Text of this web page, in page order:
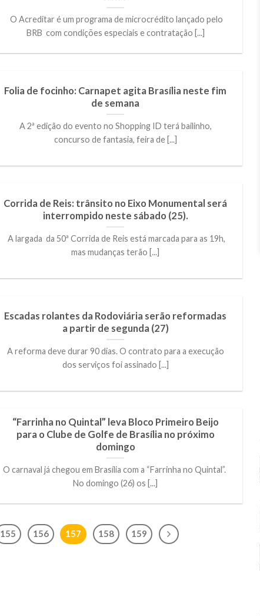
O Acreditar é um programa de microcrédito lançado pelo
BRB com condições especiais e contratação [...]
Folia de focinho: Carnapet agita Brasília neste fim
de semana
A 2ª edição do evento no Shopping ID terá bailinho,
concurso de fantasia, feira de [...]
Corrida de Reis: trânsito no Eixo Monumental será
interrompido neste sábado (25).
A largada da 50ª Corrida de Reis está marcada para as 19h,
mas mudanças terão [...]
Escadas rolantes da Rodoviária serão reformadas
a partir de segunda (27)
A reforma deve durar 90 dias. O contrato para a execução
dos serviços foi assinado [...]
“Farrinha no Quintal” leva Bloco Primeiro Beijo
para o Clube de Golfe de Brasília no próximo
domingo
O carnaval já chegou em Brasília com a “Farrinha no Quintal”.
No domingo (26) os [...]
155 156 157 158 159